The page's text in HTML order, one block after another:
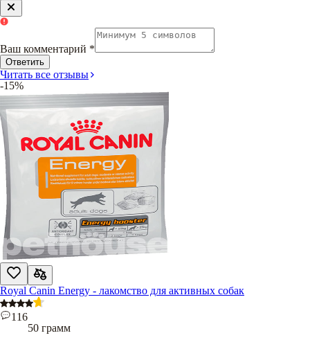
Ваш комментарий *
Ответить
Читать все отзывы
-15%
Royal Canin Energy - лакомство для активных собак
116
50 грамм